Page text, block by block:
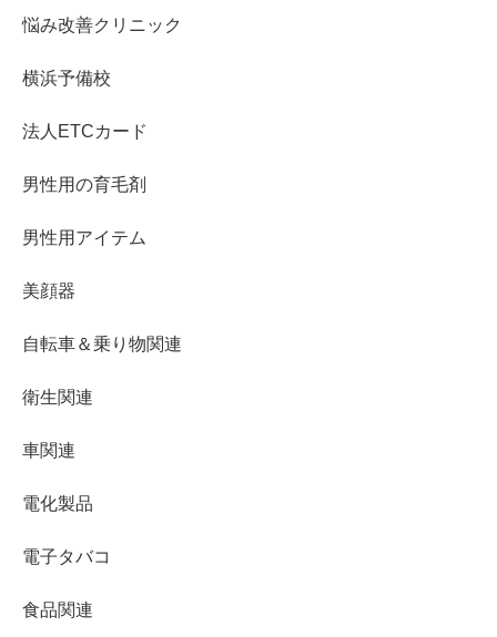
悩み改善クリニック
横浜予備校
法人ETCカード
男性用の育毛剤
男性用アイテム
美顔器
自転車＆乗り物関連
衛生関連
車関連
電化製品
電子タバコ
食品関連